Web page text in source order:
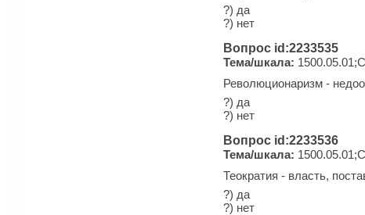
?) да
?) нет
Вопрос id:2233535
Тема/шкала:
Революционаризм -
?) да
?) нет
Вопрос id:2233536
Тема/шкала:
Теократия - власть,
?) да
?) нет